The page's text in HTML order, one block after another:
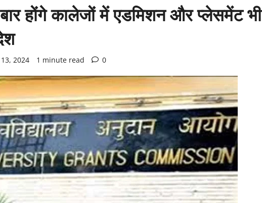
होंगे कालेजों में एडमिशन और प्लेसमेंट
2024 1 minute read 0